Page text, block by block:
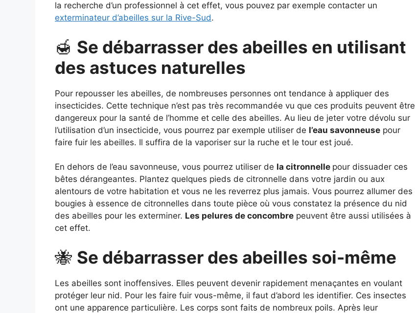
la recherche d’un professionnel à cet effet, vous pouvez par exemple contacter un
exterminateur d’abeilles sur la Rive-Sud.
🍯 Se débarrasser des abeilles en utilisant
des astuces naturelles
Pour repousser les abeilles, de nombreuses personnes ont tendance à appliquer des
insecticides. Cette technique n’est pas très recommandée vu que ces produits peuvent être
dangereux pour la santé de l’homme et celle des abeilles. Au lieu de jeter votre dévolu sur
l’utilisation d’un insecticide, vous pourrez par exemple utiliser de l’eau savonneuse pour
faire fuir les abeilles. Il suffira de la vaporiser sur la ruche et le tour est joué.
En dehors de l’eau savonneuse, vous pourrez utiliser de la citronnelle pour dissuader ces
bêtes dérangeantes. Plantez quelques pieds de citronnelle dans votre jardin ou aux
alentours de votre habitation et vous ne les reverrez plus jamais. Vous pourrez allumer des
bougies à essence de citronnelles dans toute pièce où vous constatez la présence du nid
des abeilles pour les exterminer. Les pelures de concombre peuvent être aussi utilisées à
cet effet.
🐝 Se débarrasser des abeilles soi-même
Les abeilles sont inoffensives. Elles peuvent devenir rapidement menaçantes en voulant
protéger leur nid. Pour les faire fuir vous-même, il faut d’abord les identifier. Ces insectes
ont une apparence particulière. Les corps sont faits de nombreux poils. Après leur